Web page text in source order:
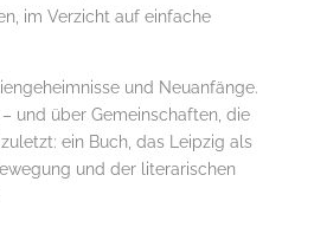
im Verzicht auf einfache
und Neuanfänge.
und über Gemeinschaften, die
ein Buch, das Leipzig als
und der literarischen